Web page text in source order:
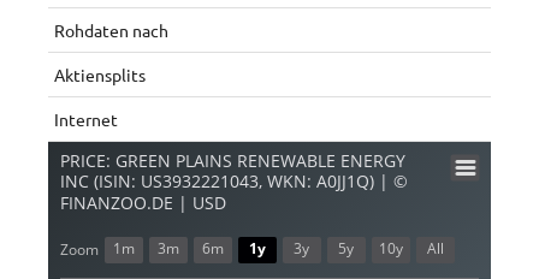
Rohdaten nach
Aktiensplits
Internet
PRICE: GREEN PLAINS RENEWABLE ENERGY
INC (ISIN: US3932221043, WKN: A0JJ1Q) | ©
FINANZOO.DE | USD
Zoom 1m 3m 6m 1y 3y 5y 10y All